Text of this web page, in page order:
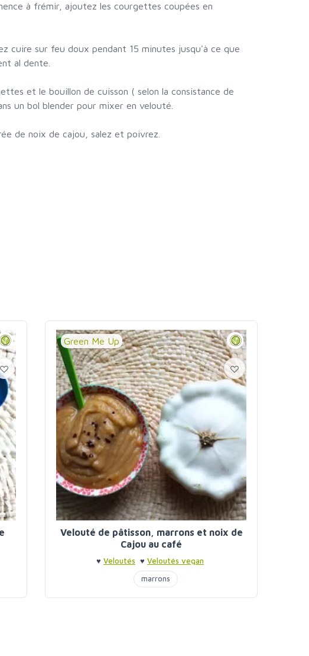
à frémir, ajoutez les courgettes coupées en
cuire sur feu doux pendant 15 minutes jusqu'à ce que
al dente.
et le bouillon de cuisson ( selon la consistance de
un bol blender pour mixer en velouté.
de noix de cajou, salez et poivrez.
Green Me Up
Velouté de pâtisson, marrons et noix de
Cajou au café
♥ Veloutés ♥ Veloutés vegan
marrons